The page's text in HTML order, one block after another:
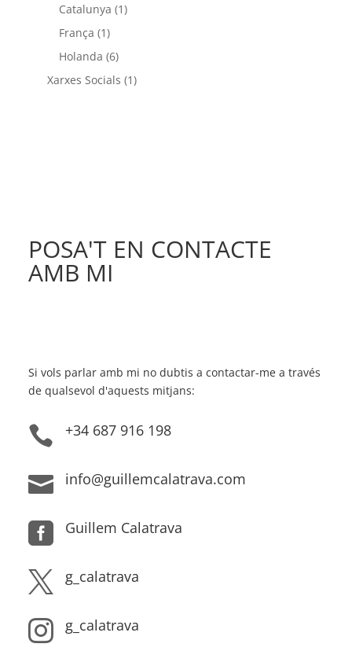
Catalunya (1)
França (1)
Holanda (6)
Xarxes Socials (1)
POSA'T EN CONTACTE
AMB MI
Si vols parlar amb mi no dubtis a contactar-me a través
de qualsevol d'aquests mitjans:
 +34 687 916 198
 info@guillemcalatrava.com
 Guillem Calatrava
 g_calatrava
 g_calatrava